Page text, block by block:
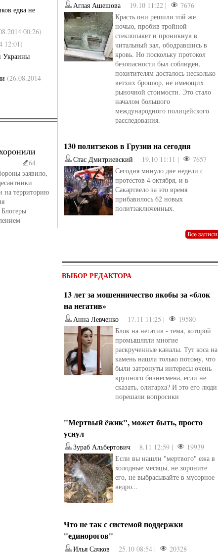
от Ирина Иновели от kotyaravesel
едва не
00:26)
12:01)
Украины
(26.08.2014
64
заявило,
на территорию
Аглая Ашешова 19.10 11:22 |
7676
Красть они решили той же
ночью, пробив тройной
стеклопакет и проникнув в
читальный зал, ободравшись в
кровь. Но поскольку протокол
безопасности был соблюден,
похитителям досталось несколько
ветхих брошюр, не имеющих
рыночной стоимости. Это стало
началом большого
международного полицейского
расследования.
130 политзеков в Грузии на сегодня
Стас Дмитриевский 19.10 11:11 |
7657
Сегодня минуло две недели с
протестов 4 октября, и в
Сакартвело за это время
прибавилось 62 новых
политзаключенных.
ВЫБОР РЕДАКТОРА
13 лет за мошенничество якобы за «блок
на негатив»
Анна Левченко 17.11 11:25 |
19580
Блок на негатив - тема, которой
промышляли многие
раскрученные каналы. Тут коса на
камень нашла только потому, что
были затронуты интересы очень
крупного бизнесмена, если не
сказать, олигарха? И это его люди
порешали вопросики
"Мертвый ёжик", может быть, просто
уснул
Зураб Альбертович 8.11 12:59 |
19939
Если вы нашли "мертвого" ежа в
холодные месяцы, не хороните
его, не выбрасывайте в мусорное
ведро...
Что не так с системой поддержки
"единорогов"
Илья Сачков 25.10 08:54 |
20328